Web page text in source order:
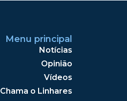
Menu principal
Notícias
Opinião
Vídeos
Chama o Linhares